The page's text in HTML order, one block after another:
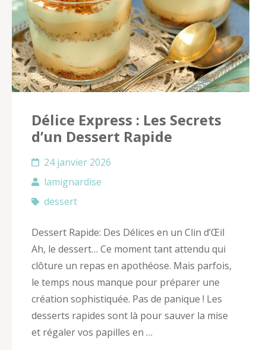
Délice Express : Les Secrets
d’un Dessert Rapide
24 janvier 2026
lamignardise
dessert
Desse​rt Rapide: Des Délices en un Clin d’Œil
Ah, le dessert… Ce moment tant attendu qui
clôture un repas en apothéose. Mais parfois,
le temps nous manque pour préparer une
création sophistiquée. Pas de panique ! Les
desserts rapides sont là pour sauver la mise
et régaler vos papilles en …